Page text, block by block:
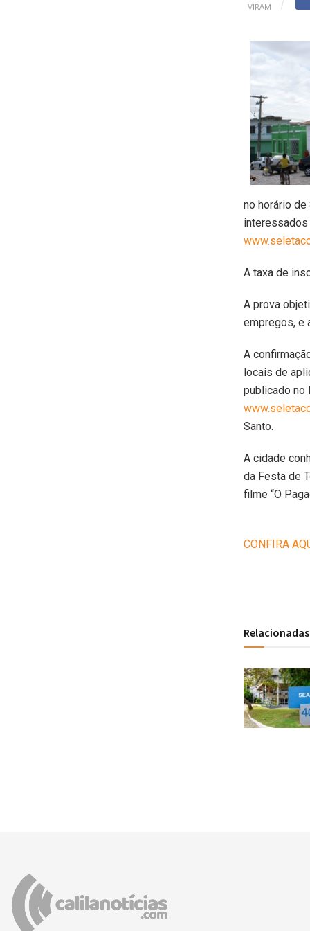
VIRAM
no horário
A taxa de
A prova
empregos, e
A
locais de
publicado no
Santo.
A cidade
da Festa de
filme “O
CONFIRA
Relacionadas